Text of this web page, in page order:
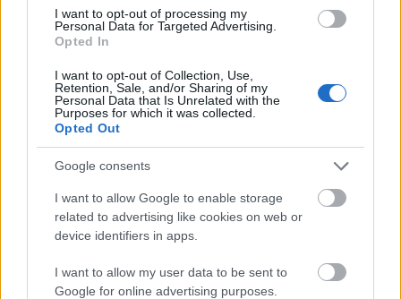
I want to opt-out of processing my
Personal Data for Targeted Advertising.
Opted In
I want to opt-out of Collection, Use,
Retention, Sale, and/or Sharing of my
Personal Data that Is Unrelated with the
Purposes for which it was collected.
Opted Out
Google consents
I want to allow Google to enable storage
related to advertising like cookies on web or
device identifiers in apps.
I want to allow my user data to be sent to
Google for online advertising purposes.
- Tényleg jól alakult a tavalyi évad: hat darabban
játszottam, négy különböző társulattal, közel két
hónapig turnéztam Franciaországban a
Krétakörrel... De nemcsak az elmúlt év, hanem az
elmúlt bő évtized is tanúsítja: lehet úgy orientálódni,
hogy az ember végül eljusson ahhoz, ami igazán
vonzza és érdekli, és közben nem kell feladnia az
elveit és a személyiségét sem. Szerintem mozgunk,
nyitunk, nézünk, tartunk valami felé, közben pedig
folyton érdeklődő tekintetek jönnek felénk a világból.
És hiszek abban, hogy találkozunk. Tulajdonképpen
Schilling Árpádhoz is így kerültem: kerestük
egymást, elsősorban nyilván én kerestem őt - persze
nem személy szerint őt és a társulatát, hanem
mindenféle olyan helyet, ahol egy kicsit eltérőbben